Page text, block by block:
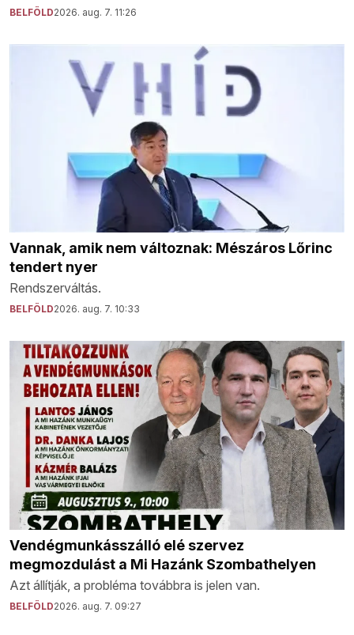
BELFÖLD2026. aug. 7. 11:26
Vannak, amik nem változnak: Mészáros Lőrinc
tendert nyer
Rendszerváltás.
BELFÖLD2026. aug. 7. 10:33
Vendégmunkásszálló elé szervez
megmozdulást a Mi Hazánk Szombathelyen
Azt állítják, a probléma továbbra is jelen van.
BELFÖLD2026. aug. 7. 09:27